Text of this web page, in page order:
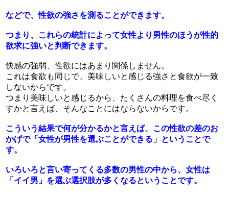
などで、性欲の強さを測ることができます。
つまり、これらの統計によって女性より男性のほうが性的
欲求に強いと判断できます。
快感の強弱、性欲にはあまり関係しません。
これは食欲も同じで、美味しいと感じる強さと食欲が一致
しないからです。
つまり美味しいと感じるから、たくさんの料理を食べ尽く
すかと言えば、そんなことにはならないからです。
こういう結果で何が分かるかと言えば、この性欲の差のお
かげで「女性が男性を選ぶことができる」ということで
す。
いろいろと言い寄ってくる多数の男性の中から、女性は
「イイ男」を選ぶ選択肢が多くなるということです。